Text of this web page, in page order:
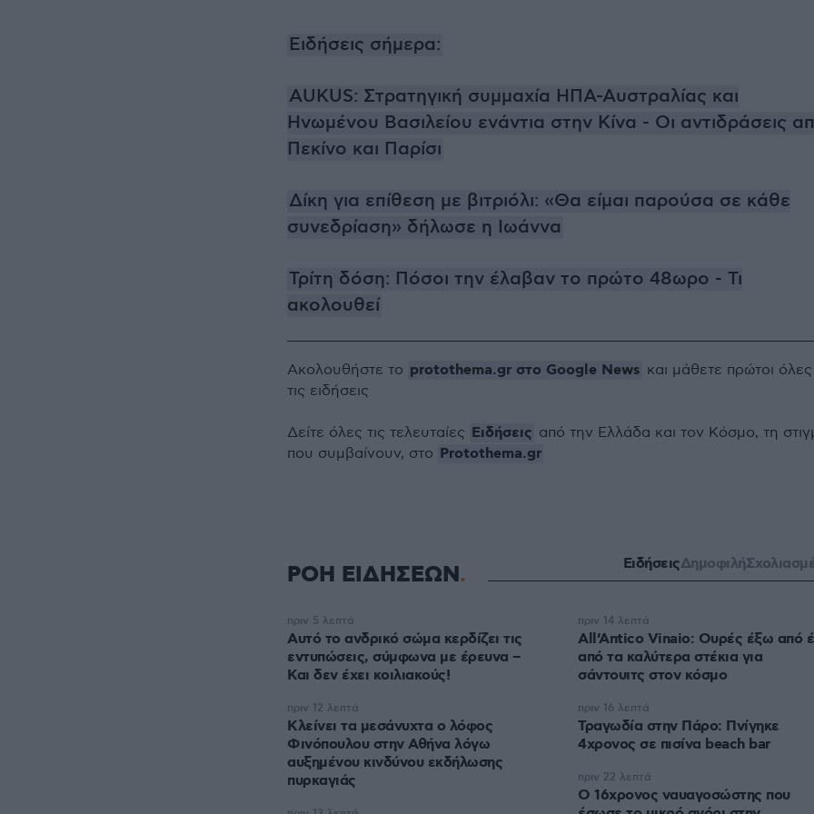
Ειδήσεις σήμερα:
AUKUS: Στρατηγική συμμαχία ΗΠΑ-Αυστραλίας και
Ηνωμένου Βασιλείου ενάντια στην Κίνα - Οι αντιδράσεις
Πεκίνο και Παρίσι
Δίκη για επίθεση με βιτριόλι: «Θα είμαι παρούσα σε κάθε
συνεδρίαση» δήλωσε η Ιωάννα
Τρίτη δόση: Πόσοι την έλαβαν το πρώτο 48ωρο - Τι
ακολουθεί
Ακολουθήστε το protothema.gr στο Google News και μάθετε πρώτοι όλες
τις ειδήσεις
Δείτε όλες τις τελευταίες Ειδήσεις από την Ελλάδα και τον Κόσμο, τη
που συμβαίνουν, στο Protothema.gr
ΡΟΗ ΕΙΔΗΣΕΩΝ ΕιδήσειςΔημοφιλή
Αυτό το ανδρικό σώμα κερδίζει τις
εντυπώσεις, σύμφωνα με έρευνα –
Και δεν έχει κοιλιακούς!
πριν 5 λεπτά
Κλείνει τα μεσάνυχτα ο λόφος
Φινόπουλου στην Αθήνα λόγω
αυξημένου κινδύνου εκδήλωσης
πυρκαγιάς
πριν 12 λεπτά
All’Antico Vinaio: Ουρές έξω από
από τα καλύτερα στέκια για
σάντουιτς στον κόσμο
πριν 14 λεπτά
Τραγωδία στην Πάρο: Πνίγηκε
4χρονος σε πισίνα beach bar
πριν 16 λεπτά
Ο 16χρονος ναυαγοσώστης που
πριν 22 λεπτά